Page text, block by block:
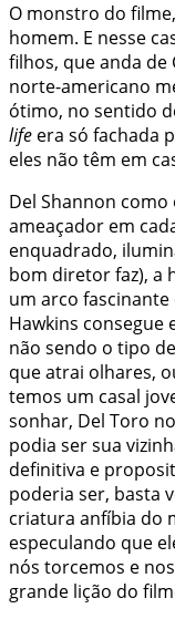
O monstro do
homem. E nesse
filhos, que anda de
norte-americano
ótimo, no sentido
life era só fachada
eles não têm em
Del Shannon
ameaçador em
enquadrado,
bom diretor faz), a
um arco fascinante
Hawkins consegue
não sendo o tipo
que atrai olhares,
temos um casal
sonhar, Del Toro
podia ser sua
definitiva e
poderia ser, basta
criatura anfíbia do
especulando que
nós torcemos e
grande lição do